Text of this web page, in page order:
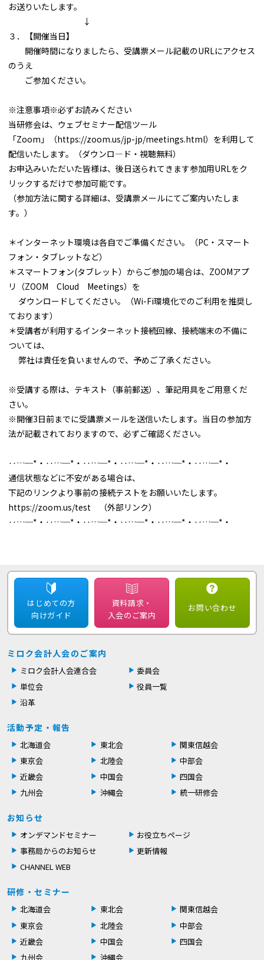
お送りいたします。
↓
３．【開催当日】
開催時間になりましたら、受講票メール記載のURLにアクセス
のうえ
ご参加ください。
※注意事項※必ずお読みください
当研修会は、ウェブセミナー配信ツール
「Zoom」（https://zoom.us/jp-jp/meetings.html）を利用して
配信いたします。（ダウンロ―ド・視聴無料）
お申込みいただいた皆様は、後日送られてきます参加用URLをク
リックするだけで参加可能です。
（参加方法に関する詳細は、受講票メールにてご案内いたしま
す。）
＊インターネット環境は各自でご準備ください。（PC・スマート
フォン・タブレットなど）
＊スマートフォン(タブレット）からご参加の場合は、ZOOMアプ
リ（ZOOM Cloud Meetings）を
ダウンロードしてください。（Wi-Fi環境化でのご利用を推奨し
ております）
＊受講者が利用するインターネット接続回線、接続端末の不備に
ついては、
弊社は責任を負いませんので、予めご了承ください。
※受講する際は、テキスト（事前郵送）、筆記用具をご用意くだ
さい。
※開催3日前までに受講票メールを送信いたします。当日の参加方
法が記載されておりますので、必ずご確認ください。
‥…─*・‥…─*・‥…─*・‥…─*・‥…─*・‥…─*・
通信状態などに不安がある場合は、
下記のリンクより事前の接続テストをお願いいたします。
https://zoom.us/test （外部リンク）
‥…─*・‥…─*・‥…─*・‥…─*・‥…─*・‥…─*・
はじめての方
向けガイド
資料請求・
入会のご案内
お問い合わせ
ミロク会計人会のご案内
ミロク会計人会連合会
委員会
単位会
役員一覧
沿革
活動予定・報告
北海道会 東北会
関東信越会
東京会
北陸会
中部会
近畿会
中国会
四国会
九州会
沖縄会 統一研修会
お知らせ
オンデマンドセミナー
お役立ちページ
事務局からのお知らせ
更新情報
CHANNEL WEB
研修・セミナー
北海道会 東北会
関東信越会
東京会
北陸会
中部会
近畿会
中国会
四国会
九州会
沖縄会